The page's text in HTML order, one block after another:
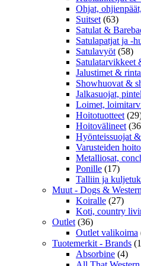
Ohjat,
Suitset (63)
Satulat &
Satulapatjat ja -
Satulavyöt (58)
Satulatarvikkeet
Jalustimet &
Showhuovat &
Jalkasuojat,
Loimet,
Hoitotuotteet
Hoitovälineet
Hyönteissuojat
Varusteiden
Metalliosat,
Ponille (17)
Talliin ja
Muut - Dogs &
Koiralle (27)
Koti, country
Outlet (36)
Outlet valikoima
Tuotemerkit - Brands
Absorbine (4)